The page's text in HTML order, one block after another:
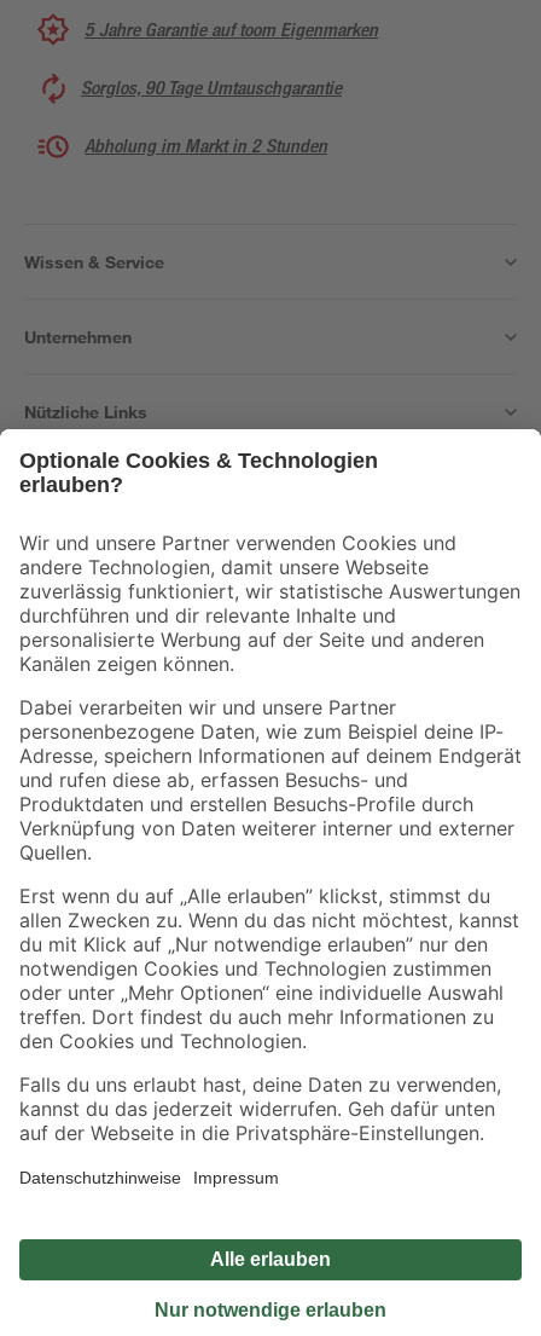
5 Jahre Garantie auf toom Eigenmarken
Sorglos, 90 Tage Umtauschgarantie
Abholung im Markt in 2 Stunden
Wissen & Service
Unternehmen
Nützliche Links
Der toom Newsletter: Keine Angebote und Aktionen mehr verpassen!
Zur Newsletter Anmeldung
Folge uns
Zahlungsarten Versandarten
Sicher einkaufen
Jetzt die toom-App herunterladen
Alle Preisangaben in EUR inkl. gesetzl. MwSt.. Die dargestellten Angebote sind unter
Umständen nicht in allen Märkten verfügbar. Die angegebenen Verfügbarkeiten beziehen
Produkte nur solange der Vorrat reicht.
*Paketversand ab 59 € versandkostenfrei, gilt nicht für Artikel mit Speditionsversand, hier
Privatsphäre Impressum
Nutzungsbedingungen
Widerrufsrecht
Vertrag widerrufen